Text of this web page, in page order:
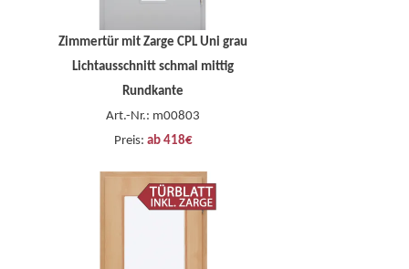
Zimmertür mit Zarge CPL Uni grau
Lichtausschnitt schmal mittig
Rundkante
Art.-Nr.: m00803
Preis: ab 418€